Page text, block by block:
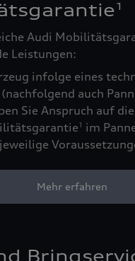
1
Audi
Leistungen:
infolge eines
(nachfolgend auch
Sie Anspruch auf
1
im
Mehr erfahren